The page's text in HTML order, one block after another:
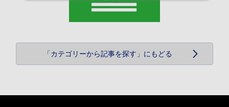
「カテゴリーから記事を探す」にもどる